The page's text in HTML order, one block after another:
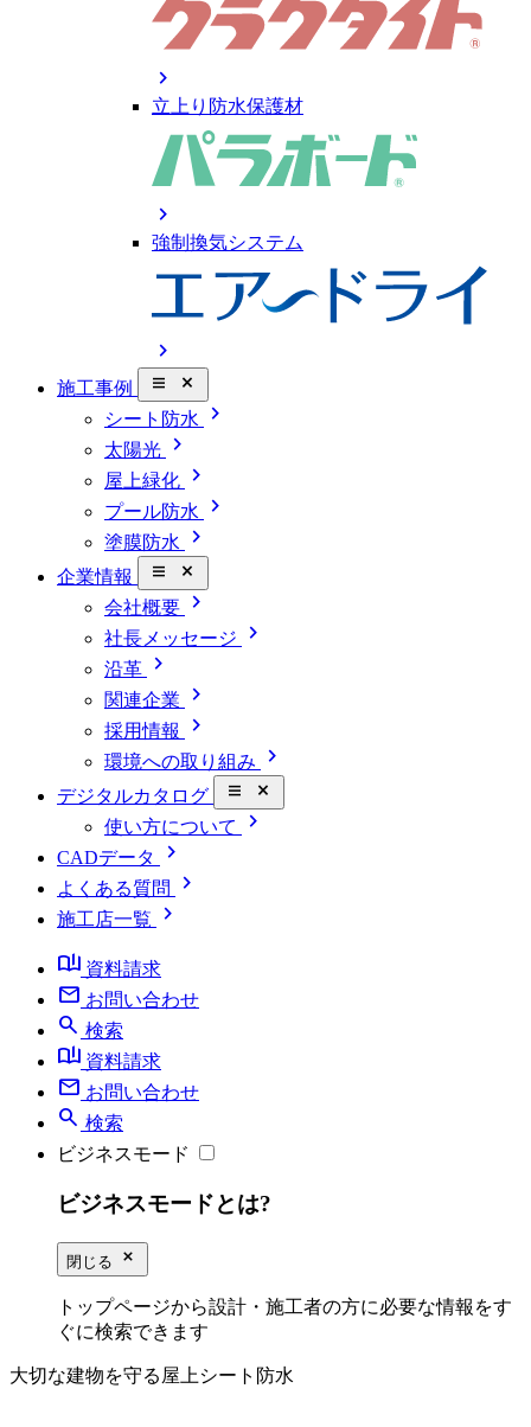
chevron_right
立上り防水保護材
chevron_right
強制換気システム
chevron_right
施工事例 close_small
シート防水 chevron_right
太陽光 chevron_right
屋上緑化 chevron_right
プール防水 chevron_right
塗膜防水 chevron_right
企業情報 close_small
会社概要 chevron_right
社長メッセージ chevron_right
沿革 chevron_right
関連企業 chevron_right
採用情報 chevron_right
環境への取り組み chevron_right
デジタルカタログ close_small
使い方について chevron_right
CADデータ chevron_right
よくある質問 chevron_right
施工店一覧
chevron_right
book_ribbon 資料請求
mail お問い合わせ
search 検索
book_ribbon 資料請求
mail お問い合わせ
search 検索
ビジネスモード
ビジネスモードとは?
閉じる close_small
トップページから設計・施工者の方に必要な情報をす
ぐに検索できます
大切な建物を守る屋上シート防水